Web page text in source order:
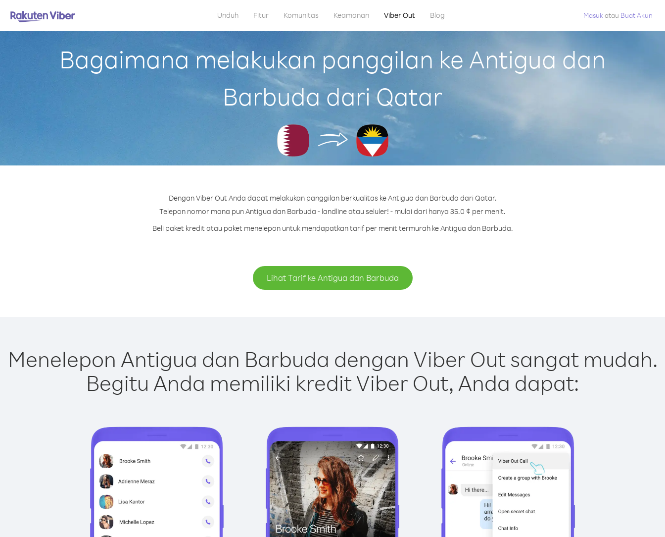
Unduh Fitur Komunitas Keamanan Viber Out Blog Masuk atau Buat Akun
Bagaimana melakukan panggilan ke Antigua dan
Barbuda dari Qatar
Dengan Viber Out Anda dapat melakukan panggilan berkualitas ke Antigua dan Barbuda dari Qatar.
Telepon nomor mana pun Antigua dan Barbuda - landline atau seluler! - mulai dari hanya 35.0 ¢ per menit.
Beli paket kredit atau paket menelepon untuk mendapatkan tarif per menit termurah ke Antigua dan Barbuda.
Lihat Tarif ke Antigua dan Barbuda
Menelepon Antigua dan Barbuda dengan Viber Out sangat mudah.
Begitu Anda memiliki kredit Viber Out, Anda dapat: